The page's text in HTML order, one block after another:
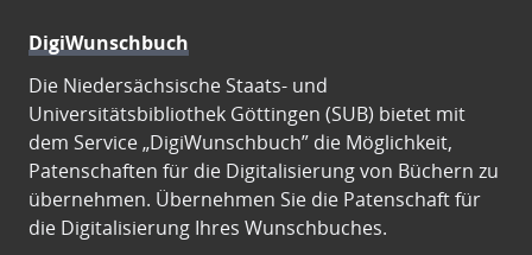
DigiWunschbuch
Die Niedersächsische Staats- und
Universitätsbibliothek Göttingen (SUB) bietet mit
dem Service „DigiWunschbuch” die Möglichkeit,
Patenschaften für die Digitalisierung von Büchern zu
übernehmen. Übernehmen Sie die Patenschaft für
die Digitalisierung Ihres Wunschbuches.